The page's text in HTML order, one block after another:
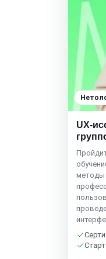
UX-
методы
Старт